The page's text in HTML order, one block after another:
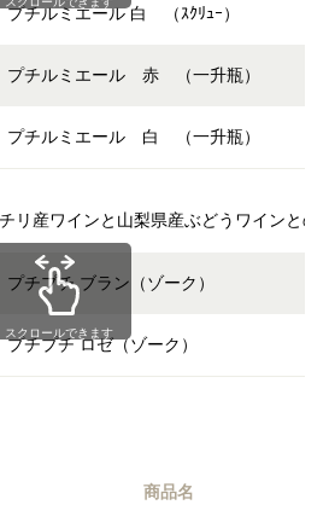
プチルミエール 白 （ｽｸﾘｭｰ）
プチルミエール 赤 （一升瓶）
プチルミエール 白 （一升瓶）
リ産ワインと山梨県産ぶどうワインと
プチプチ ブラン（ゾーク）
プチプチ ロゼ（ゾーク）
スクロールできます
商品名